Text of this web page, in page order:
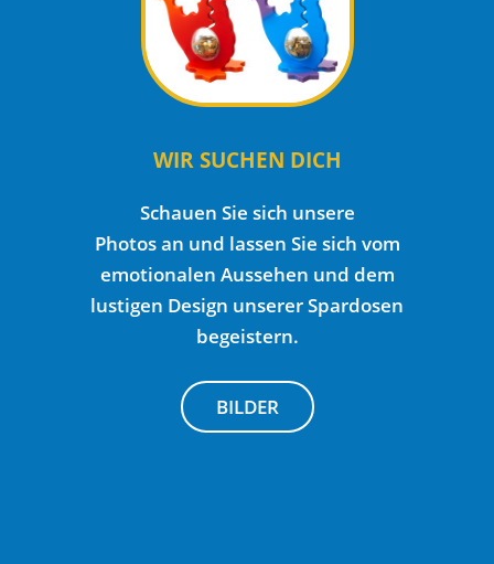
WIR SUCHEN DICH
Schauen Sie sich unsere
Photos an und lassen Sie sich vom
emotionalen Aussehen und dem
lustigen Design unserer Spardosen
begeistern.
BILDER